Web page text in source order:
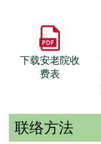
下载安老院收
费表
联络方法